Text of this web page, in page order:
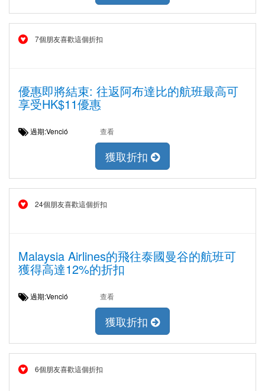
7個朋友喜歡這個折扣
優惠即將結束: 往返阿布達比的航班最高可
享受HK$11優惠
過期:Venció 查看
獲取折扣
24個朋友喜歡這個折扣
Malaysia Airlines的飛往泰國曼谷的航班可
獲得高達12%的折扣
過期:Venció 查看
獲取折扣
6個朋友喜歡這個折扣